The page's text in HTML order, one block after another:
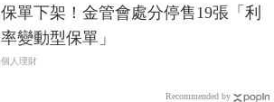
保單下架！金管會處分停售19張「利
率變動型保單」
個人理財
Recommended by